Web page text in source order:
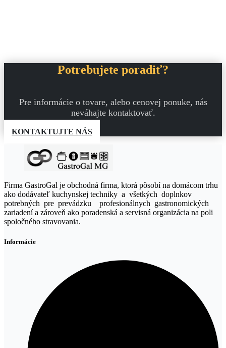
Potrebujete poradiť?
Pre informácie o tovare, alebo cenovej ponuke, nás
neváhajte kontaktovať.
KONTAKTUJTE NÁS
Firma GastroGal je obchodná firma, ktorá pôsobí na domácom trhu
ako dodávateľ kuchynskej techniky a všetkých doplnkov
potrebných pre prevádzku profesionálnych gastronomických
zariadení a zároveň ako poradenská a servisná organizácia na poli
spoločného stravovania.
Informácie